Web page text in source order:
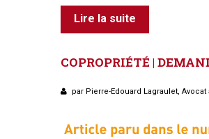
Lire la suite
COPROPRIÉTÉ |
par Pierre-Edouard Lagraulet,